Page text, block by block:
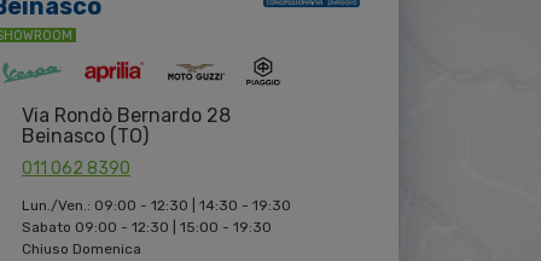
Via Rondò Bernardo 28
Beinasco (TO)
011 062 8390
Lun./Ven.: 09:00 - 12:30 | 14:30 - 19:30
Sabato 09:00 - 12:30 | 15:00 - 19:30
Chiuso Domenica